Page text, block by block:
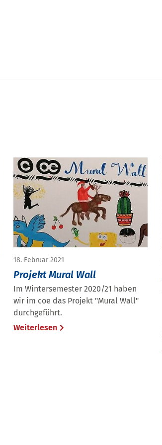
18. Februar 2021
Projekt Mural Wall
Im Wintersemester 2020/21 haben
wir im coe das Projekt "Mural Wall"
durchgeführt.
Weiterlesen